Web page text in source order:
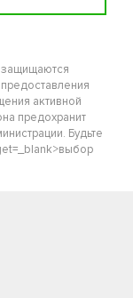
защищаются
активной
предохранит
Будьте